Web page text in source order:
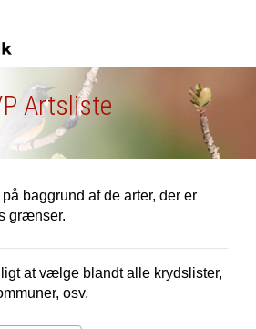
Artsliste
baggrund af de arter, der er
grænser.
at vælge blandt alle krydslister,
osv.